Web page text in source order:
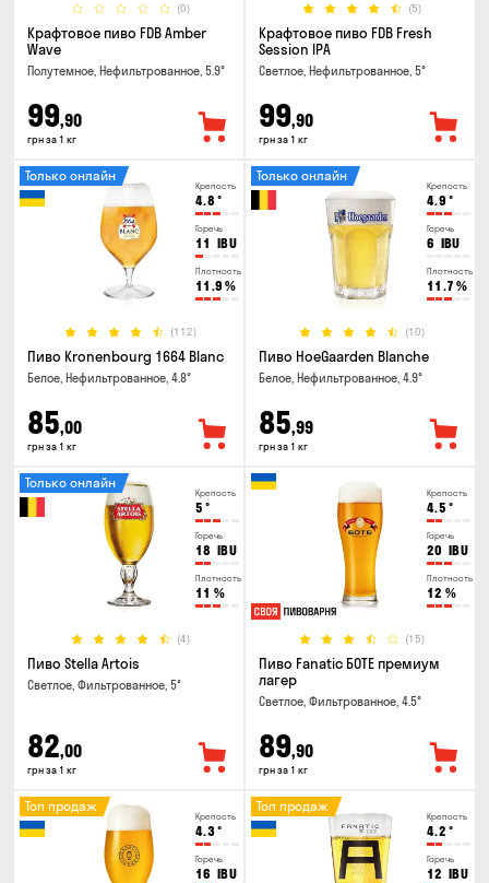
(0)
Крафтовое пиво FDB Amber
Wave
Полутемное, Нефильтрованное, 5.9°
99,90
грн за 1 кг
(5)
Крафтовое пиво FDB Fresh
Session IPA
Светлое, Нефильтрованное, 5°
99,90
грн за 1 кг
Крепость
4.8 °
Горечь
11 IBU
Плотность
11.9 %
(112)
Только онлайн
Пиво Kronenbourg 1664 Blanc
Белое, Нефильтрованное, 4.8°
85,00
грн за 1 кг
Крепость
4.9 °
Горечь
6 IBU
Плотность
11.7 %
(10)
Только онлайн
Пиво HoeGaarden Blanche
Белое, Нефильтрованное, 4.9°
85,99
грн за 1 кг
Крепость
5 °
Горечь
18 IBU
Плотность
11 %
(4)
Только онлайн
Пиво Stella Artois
Светлое, Фильтрованное, 5°
82,00
грн за 1 кг
Крепость
4.5 °
Горечь
20 IBU
Плотность
12 %
(15)
Пиво Fanatic БОТЕ премиум
лагер
Светлое, Фильтрованное, 4.5°
89,90
грн за 1 кг
Крепость
4.3°
Горечь
16 IBU
Топ продаж
Крепость
4.2 °
Горечь
12 IBU
Топ продаж